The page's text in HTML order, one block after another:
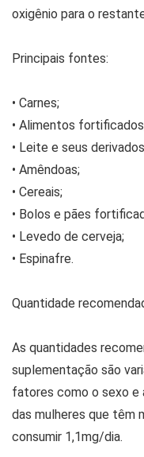
oxigênio para o
Principais fontes:
• Carnes;
• Alimentos
• Leite e seus
• Amêndoas;
• Cereais;
• Bolos e pães
• Levedo de cerveja;
• Espinafre.
Quantidade
As quantidades
suplementação são
fatores como o sexo e
das mulheres que têm
consumir 1,1mg/dia.